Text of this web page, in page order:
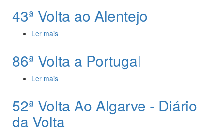
43ª Volta ao Alentejo
Ler mais
86ª Volta a Portugal
Ler mais
52ª Volta Ao Algarve - Diário
da Volta